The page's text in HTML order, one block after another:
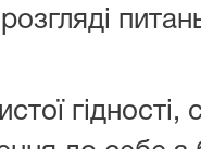
гідності,